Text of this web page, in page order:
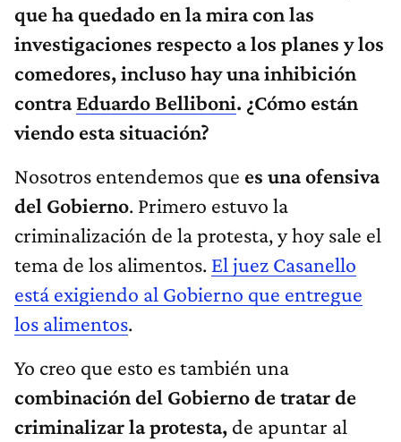
que ha quedado en la mira con las
investigaciones respecto a los planes y los
comedores, incluso hay una inhibición
contraEduardo Belliboni. ¿Cómo están
viendo esta situación?
Nosotros entendemos que es una ofensiva
del Gobierno. Primero estuvo la
criminalización de la protesta, y hoy sale el
tema de los alimentos. El juez Casanello
está exigiendo al Gobierno que entregue
los alimentos.
Yo creo que esto es también una
combinación del Gobierno de tratar de
criminalizar la protesta, de apuntar al